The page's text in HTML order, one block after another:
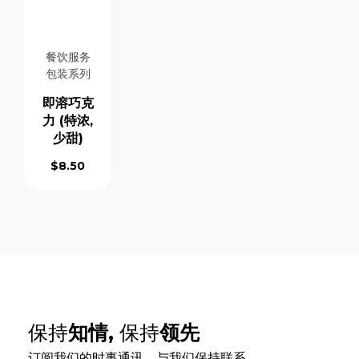
餐饮服务
包装系列
即溶巧克
力 (特浓,
少甜)
$8.50
保持知情, 保持领先